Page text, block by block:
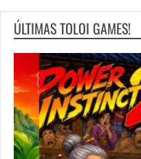
ÚLTIMAS TOLOI GAMES!